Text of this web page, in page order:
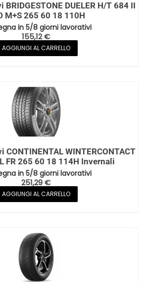
DUELER H/T 684 II
M+S 265 60 18 110H
in 5/8 giorni lavorativi
155,12€
AGGIUNGI AL CARRELLO
WINTERCONTACT
FR 265 60 18 114H Invernali
in 5/8 giorni lavorativi
251,29€
AGGIUNGI AL CARRELLO